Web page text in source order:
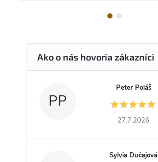
PP
Peter Poláš
27.7.2026
Sylvia Dučajová